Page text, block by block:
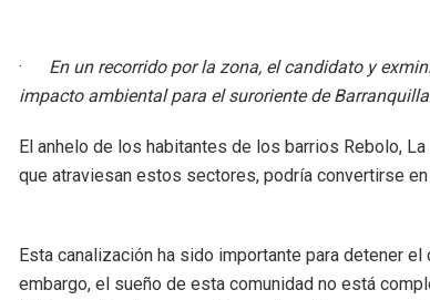
· En un recorrido por la zona, el candidato y
impacto ambiental para el suroriente de
El anhelo de los habitantes de los barrios Rebolo,
que atraviesan estos sectores, podría convertirse
Esta canalización ha sido importante para detener
embargo, el sueño de esta comunidad no está